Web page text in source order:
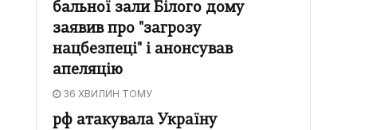
бальної зали Білого дому
заявив про "загрозу
нацбезпеці" і анонсував
апеляцію
36 ХВИЛИН ТОМУ
рф атакувала Україну